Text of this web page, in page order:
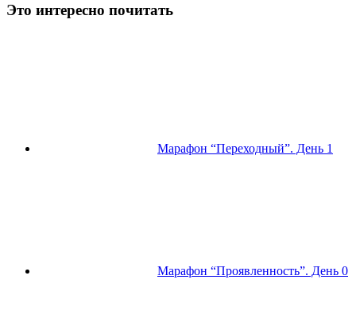
Это интересно почитать
Марафон “Переходный”. День 1
Марафон “Проявленность”. День 0